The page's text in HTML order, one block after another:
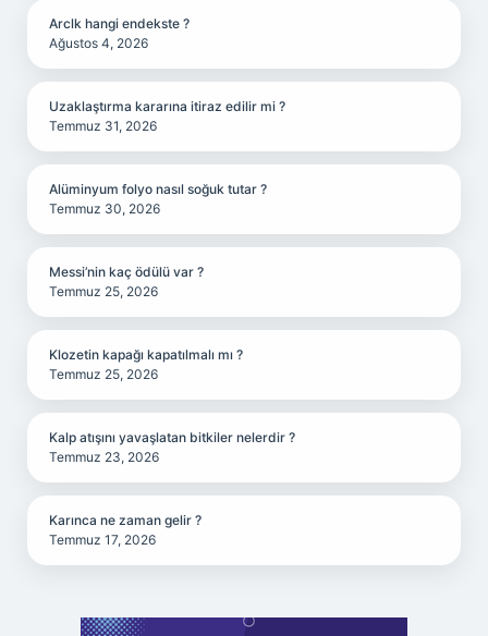
Arclk hangi endekste ?
Ağustos 4, 2026
Uzaklaştırma kararına itiraz edilir mi ?
Temmuz 31, 2026
Alüminyum folyo nasıl soğuk tutar ?
Temmuz 30, 2026
Messi’nin kaç ödülü var ?
Temmuz 25, 2026
Klozetin kapağı kapatılmalı mı ?
Temmuz 25, 2026
Kalp atışını yavaşlatan bitkiler nelerdir ?
Temmuz 23, 2026
Karınca ne zaman gelir ?
Temmuz 17, 2026